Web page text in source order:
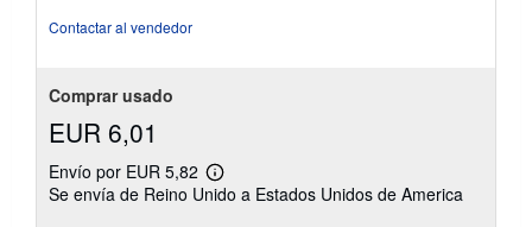
Contactar al vendedor
Comprar usado
EUR 6,01
Envío por EUR 5,82
Más
información
Se envía de Reino Unido a Estados Unidos de America